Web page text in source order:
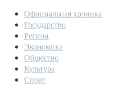
Официальная хроника
Государство
Регион
Экономика
Общество
Культура
Спорт